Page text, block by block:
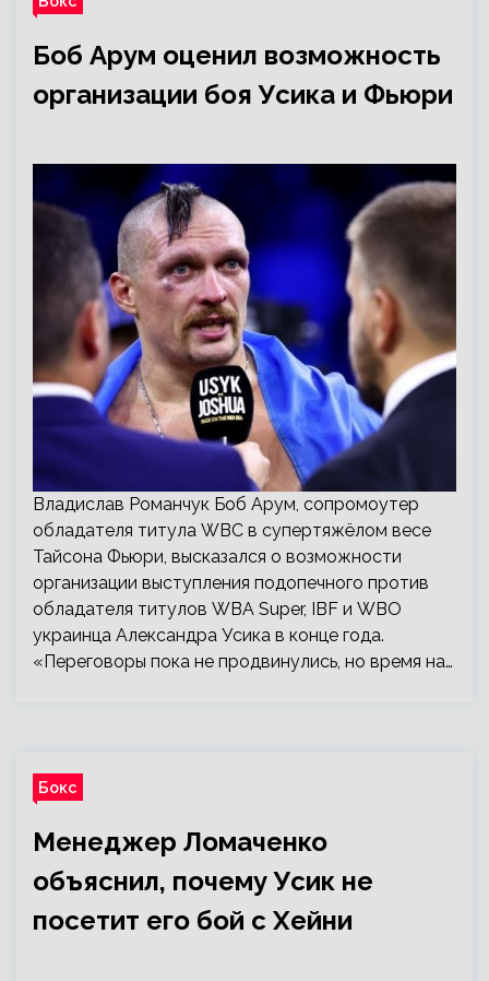
Боб Арум оценил возможность
организации боя Усика и Фьюри
Владислав Романчук Боб Арум, сопромоутер
обладателя титула WBC в супертяжёлом весе
Тайсона Фьюри, высказался о возможности
организации выступления подопечного против
обладателя титулов WBA Super, IBF и WBO
украинца Александра Усика в конце года.
«Переговоры пока не продвинулись, но время на…
Бокс
Менеджер Ломаченко
объяснил, почему Усик не
посетит его бой с Хейни